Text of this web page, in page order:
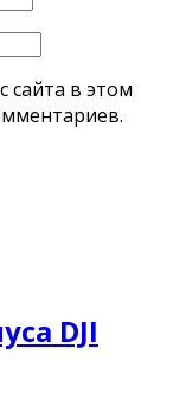
сайта в этом
DJI